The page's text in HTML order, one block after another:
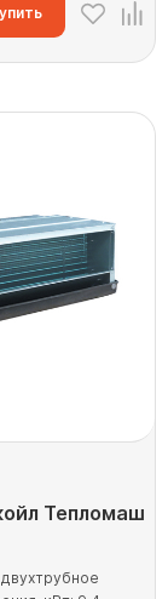
Тепломаш